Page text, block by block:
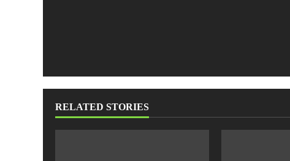
RELATED STORIES